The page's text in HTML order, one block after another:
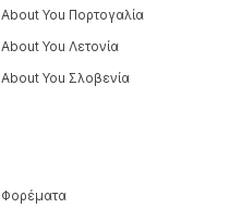
Φορέματα
About You Πορτογαλία
About You Λετονία
About You Σλοβενία